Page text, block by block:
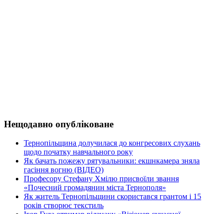
Нещодавно опубліковане
Тернопільщина долучилася до конгресових слухань
щодо початку навчального року
Як бачать пожежу рятувальники: екшнкамера зняла
гасіння вогню (ВІДЕО)
Професору Стефану Хмілю присвоїли звання
«Почесний громадянин міста Тернополя»
Як житель Тернопільщини скористався грантом і 15
років створює текстиль